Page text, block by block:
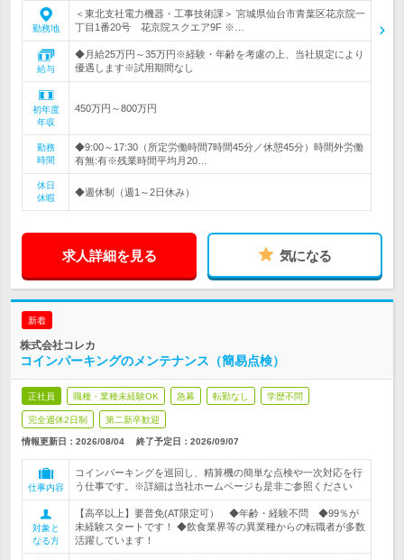
勤務地
＜東北支社電力機器・工事技術課＞ 宮城県仙台市青葉区花京院一
丁目1番20号 花京院スクエア9F ※…
給与
◆月給25万円～35万円※経験・年齢を考慮の上、当社規定により
優遇します※試用期間なし
初年度
年収
450万円～800万円
勤務
時間
◆9:00～17:30（所定労働時間7時間45分／休憩45分）時間外労働
有無:有※残業時間平均月20…
休日
休暇
◆週休制（週1～2日休み）
求人詳細を見る 気になる
新着
株式会社コレカ
コインパーキングのメンテナンス（簡易点検）
正社員 職種・業種未経験OK 急募 転勤なし 学歴不問
完全週休2日制 第二新卒歓迎
情報更新日：2026/08/04 終了予定日： 2026/09/07
仕事内容
コインパーキングを巡回し、精算機の簡単な点検や一次対応を行
う仕事です。※詳細は当社ホームページも是非ご参照ください
対象と
なる方
【高卒以上】要普免(AT限定可） ◆年齢・経験不問 ◆99％が
未経験スタートです！ ◆飲食業界等の異業種からの転職者が多数
活躍しています！